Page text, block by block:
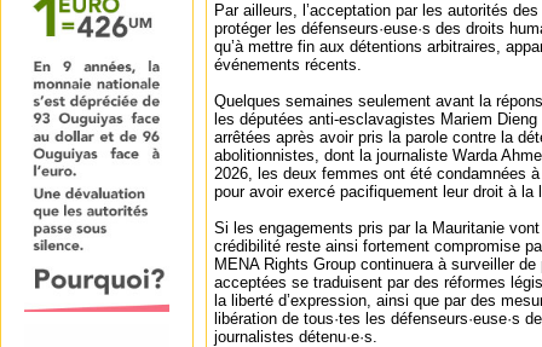
Par ailleurs, l’acceptation par les autorités
protéger les défenseurs·euse·s des droits
qu’à mettre fin aux détentions arbitraires,
événements récents.
Quelques semaines seulement avant la
les députées anti-esclavagistes Mariem
arrêtées après avoir pris la parole contre la
abolitionnistes, dont la journaliste Warda
2026, les deux femmes ont été condamnées
pour avoir exercé pacifiquement leur droit à la
Si les engagements pris par la Mauritanie
crédibilité reste ainsi fortement compromise
MENA Rights Group continuera à surveiller
acceptées se traduisent par des réformes
la liberté d’expression, ainsi que par des
libération de tous·tes les défenseurs·euse·s
journalistes détenu·e·s.